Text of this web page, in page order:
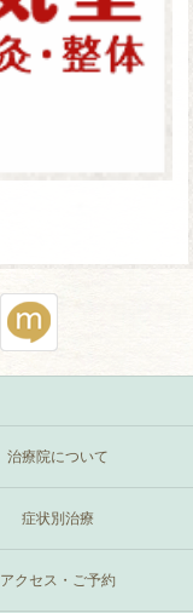
治療院について
症状別治療
アクセス・ご予約